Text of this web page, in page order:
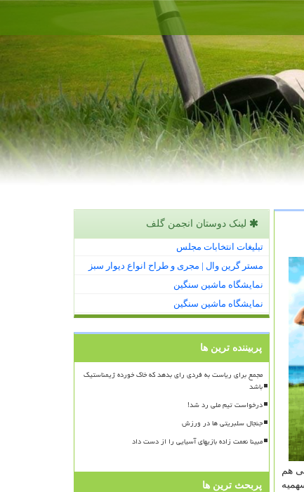
هم
لینک دوستان انجمن گلف
تبلیغات انتخابات مجلس
مستر گرین وال | مجری و طراح انواع دیوار سبز
نمایشگاه ماشین سنگین
نمایشگاه ماشین سنگین
پربیننده ترین ها
مجمع برای ریاست به فردی رای بدهد که خاک خورده ژیمناستیک
باشد
درخواست تیم ملی رد شد!
جنجال سلبریتی ها در ورزش
مبینا نعمت زاده بازیهای آسیایی را از دست داد
پربحث ترین ها